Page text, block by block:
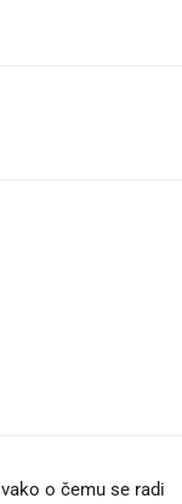
o čemu se radi